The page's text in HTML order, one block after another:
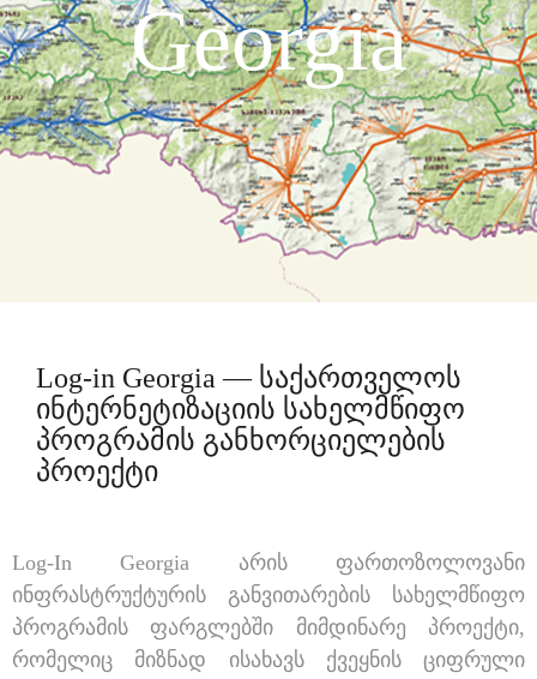
Georgia
Log-in Georgia — საქართველოს
ინტერნეტიზაციის სახელმწიფო
პროგრამის განხორციელების
პროექტი
Log-In Georgia არის ფართოზოლოვანი
ინფრასტრუქტურის განვითარების სახელმწიფო
პროგრამის ფარგლებში მიმდინარე პროექტი,
რომელიც მიზნად ისახავს ქვეყნის ციფრული